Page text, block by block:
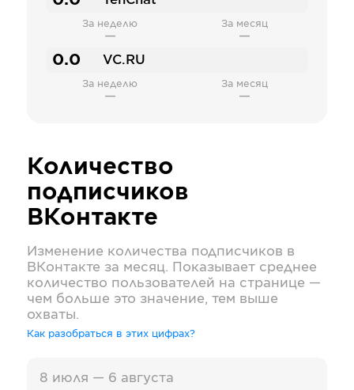
За неделю
—
За месяц
—
0.0 VC.RU
За неделю
—
За месяц
—
Количество
подписчиков
ВКонтакте
Изменение количества подписчиков в
ВКонтакте за месяц. Показывает среднее
количество пользователей на странице —
чем больше это значение, тем выше
охваты.
Как разобраться в этих цифрах?
8 июля — 6 августа